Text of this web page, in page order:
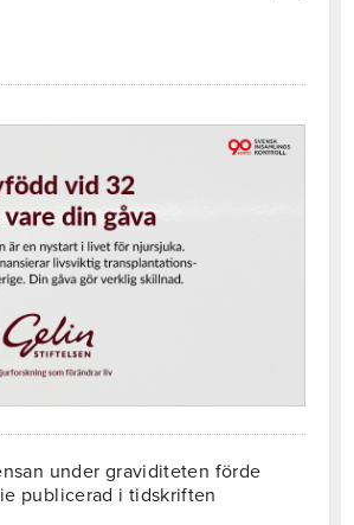
under graviditeten förde
publicerad i tidskriften